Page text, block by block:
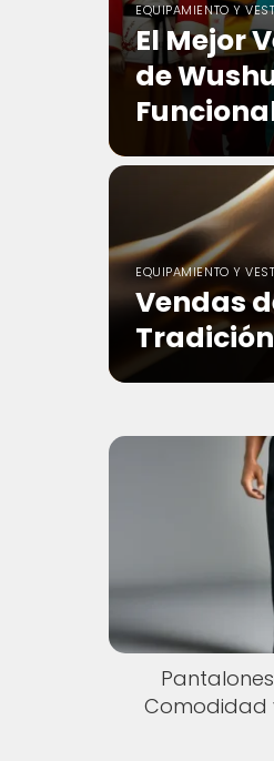
EQUIPAMIENTO Y
El Mejor
de
EQUIPAMIENTO Y
Vendas
Comodidad